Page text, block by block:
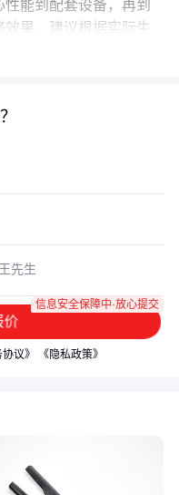
能到配套设备，再到
果。建议根据实际生
价
信息安全保障中·放心提交
议》 《隐私政策》